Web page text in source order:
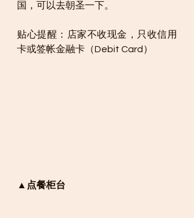
国，可以去朝圣一下。
贴心提醒：店家不收现金，只收信用
卡或签帐金融卡（Debit Card）
▲点餐柜台